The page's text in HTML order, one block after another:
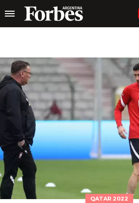
QATAR 2022